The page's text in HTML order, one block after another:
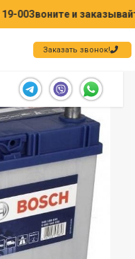
Звоните и заказывайте
Заказать звонок!